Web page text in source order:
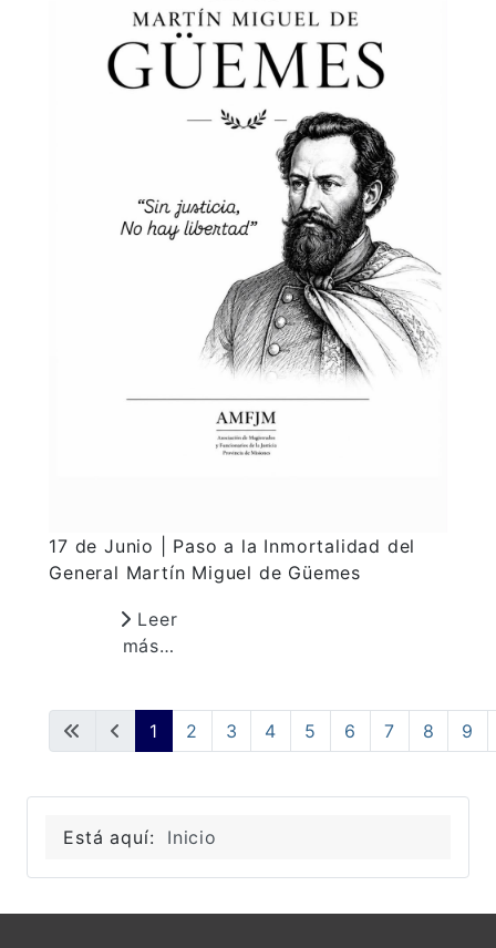
17 de Junio | Paso a la Inmortalidad del
General Martín Miguel de Güemes
Leer
más…
1 2 3 4 5 6 7 8 9
Está aquí: Inicio